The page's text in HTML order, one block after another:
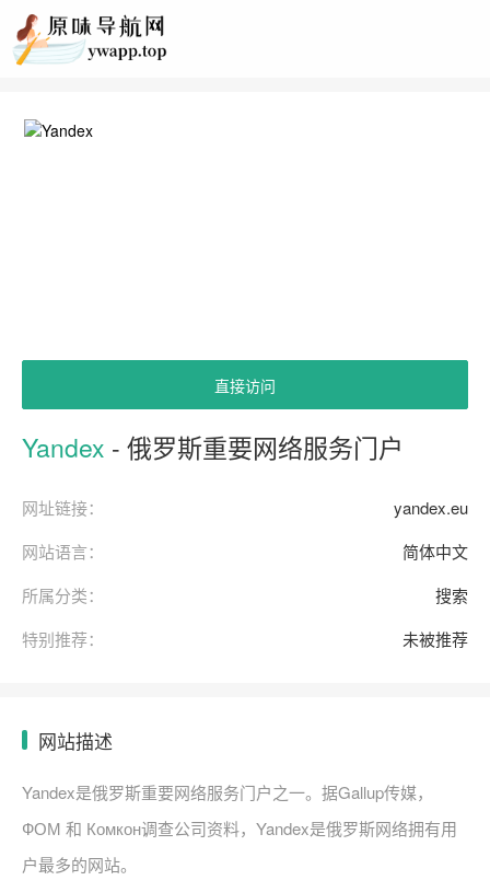
直接访问
Yandex - 俄罗斯重要网络服务门户
网址链接：
yandex.eu
网站语言：
简体中文
所属分类：
搜索
特别推荐：
未被推荐
网站描述
Yandex是俄罗斯重要网络服务门户之一。据Gallup传媒，
ФОМ 和 Комкон调查公司资料，Yandex是俄罗斯网络拥有用
户最多的网站。